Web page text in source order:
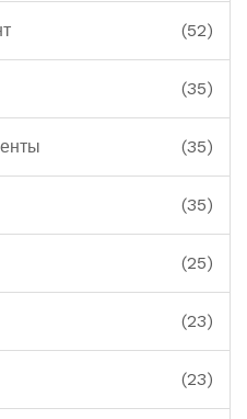
(52)
(35)
(35)
(35)
(25)
(23)
(23)